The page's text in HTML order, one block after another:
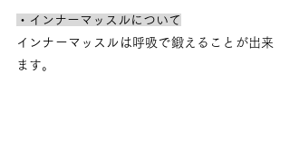
・インナーマッスルについて
インナーマッスルは呼吸で鍛えることが出来
ます。